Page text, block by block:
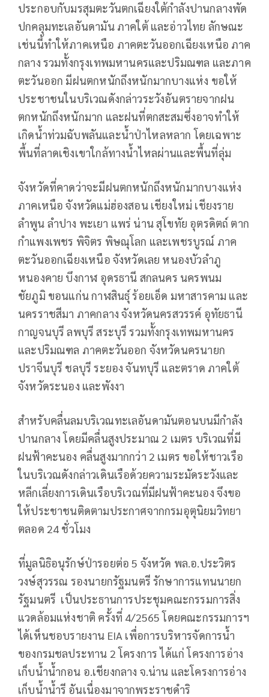
ประกอบกับมรสุมตะวันตกเฉียงใต้กำลังปานกลางพัด
ปกคลุมทะเลอันดามัน ภาคใต้ และอ่าวไทย ลักษณะ
เช่นนี้ทำให้ภาคเหนือ ภาคตะวันออกเฉียงเหนือ ภาค
กลาง รวมทั้งกรุงเทพมหานครและปริมณฑล และภาค
ตะวันออก มีฝนตกหนักถึงหนักมากบางแห่ง ขอให้
ประชาชนในบริเวณดังกล่าวระวังอันตรายจากฝน
ตกหนักถึงหนักมาก และฝนที่ตกสะสมซึ่งอาจทำให้
เกิดน้ำท่วมฉับพลันและน้ำป่าไหลหลาก โดยเฉพาะ
พื้นที่ลาดเชิงเขาใกล้ทางน้ำไหลผ่านและพื้นที่ลุ่ม
จังหวัดที่คาดว่าจะมีฝนตกหนักถึงหนักมากบางแห่ง
ภาคเหนือ จังหวัดแม่ฮ่องสอน เชียงใหม่ เชียงราย
ลำพูน ลำปาง พะเยา แพร่ น่าน สุโขทัย อุตรดิตถ์ ตาก
กำแพงเพชร พิจิตร พิษณุโลก และเพชรบูรณ์ ภาค
ตะวันออกเฉียงเหนือ จังหวัดเลย หนองบัวลำภู
หนองคาย บึงกาฬ อุดรธานี สกลนคร นครพนม
ชัยภูมิ ขอนแก่น กาฬสินธุ์ ร้อยเอ็ด มหาสารคาม และ
นครราชสีมา ภาคกลาง จังหวัดนครสวรรค์ อุทัยธานี
กาญจนบุรี ลพบุรี สระบุรี รวมทั้งกรุงเทพมหานคร
และปริมณฑล ภาคตะวันออก จังหวัดนครนายก
ปราจีนบุรี ชลบุรี ระยอง จันทบุรี และตราด ภาคใต้
จังหวัดระนอง และพังงา
สำหรับคลื่นลมบริเวณทะเลอันดามันตอนบนมีกำลัง
ปานกลาง โดยมีคลื่นสูงประมาณ 2 เมตร บริเวณที่มี
ฝนฟ้าคะนอง คลื่นสูงมากกว่า 2 เมตร ขอให้ชาวเรือ
ในบริเวณดังกล่าวเดินเรือด้วยความระมัดระวังและ
หลีกเลี่ยงการเดินเรือบริเวณที่มีฝนฟ้าคะนอง จึงขอ
ให้ประชาชนติดตามประกาศจากกรมอุตุนิยมวิทยา
ตลอด 24 ชั่วโมง
ที่มูลนิธิอนุรักษ์ป่ารอยต่อ 5 จังหวัด พล.อ.ประวิตร
วงษ์สุวรรณ รองนายกรัฐมนตรี รักษาการแทนนายก
รัฐมนตรี เป็นประธานการประชุมคณะกรรมการสิ่ง
แวดล้อมแห่งชาติ ครั้งที่ 4/2565 โดยคณะกรรมการฯ
ได้เห็นชอบรายงาน EIA เพื่อการบริหารจัดการน้ำ
ของกรมชลประทาน 2 โครงการ ได้แก่ โครงการอ่าง
เก็บน้ำน้ำกอน อ.เชียงกลาง จ.น่าน และโครงการอ่าง
เก็บน้ำน้ำรี อันเนื่องมาจากพระราชดำริ